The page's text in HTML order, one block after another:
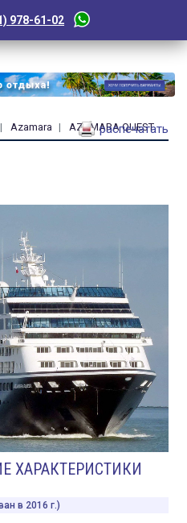
978-61-02
Azamara AZAMARA QUEST
распечатать
ХАРАКТЕРИСТИКИ
в 2016 г.)